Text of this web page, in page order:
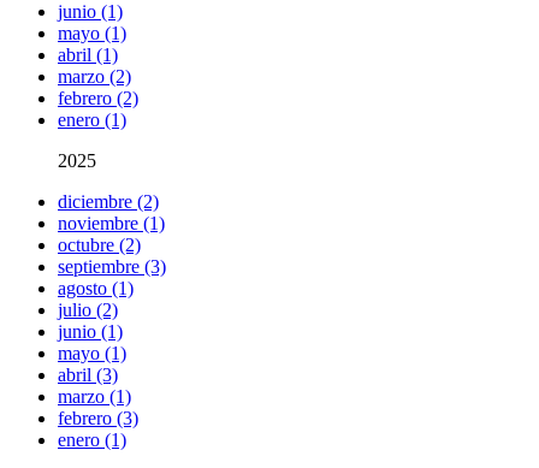
junio (1)
mayo (1)
abril (1)
marzo (2)
febrero (2)
enero (1)
2025
diciembre (2)
noviembre (1)
octubre (2)
septiembre (3)
agosto (1)
julio (2)
junio (1)
mayo (1)
abril (3)
marzo (1)
febrero (3)
enero (1)